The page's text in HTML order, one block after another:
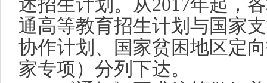
通高等教育招生计划与国家
协作计划、国家贫困地区定
家专项）分列下达。